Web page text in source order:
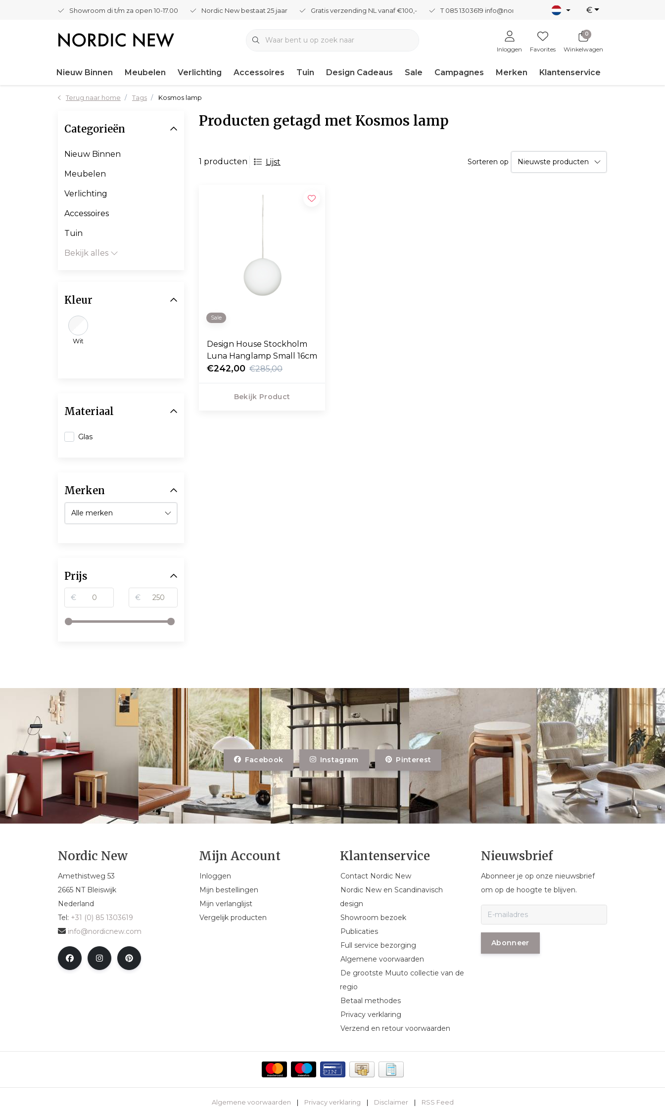
Showroom di t/m za open 10-17.00 Nordic New bestaat 25 jaar Gratis verzending NL vanaf €100,- T 085 1303619 info@nordicnew.nl €
Inloggen Favorites
0
Winkelwagen
Nieuw Binnen Meubelen Verlichting Accessoires Tuin Design Cadeaus Sale Campagnes Merken Klantenservice
Terug naar home Tags Kosmos lamp
Producten getagd met Kosmos lamp
1 producten Lijst Sorteren op
Sale
Design House Stockholm
Luna Hanglamp Small 16cm
€242,00 €285,00
Bekijk Product
Categorieën
Nieuw Binnen
Meubelen
Verlichting
Accessoires
Tuin
Bekijk alles
Kleur
Wit
Materiaal
Glas
Merken
Prijs
€ €
Facebook Instagram Pinterest
Nordic New
Amethistweg 53
2665 NT Bleiswijk
Nederland
Tel: +31 (0) 85 1303619
info@nordicnew.com
Mijn Account
Inloggen
Mijn bestellingen
Mijn verlanglijst
Vergelijk producten
Klantenservice
Contact Nordic New
Nordic New en Scandinavisch
design
Showroom bezoek
Publicaties
Full service bezorging
Algemene voorwaarden
De grootste Muuto collectie van de
regio
Betaal methodes
Privacy verklaring
Verzend en retour voorwaarden
Nieuwsbrief
Abonneer je op onze nieuwsbrief
om op de hoogte te blijven.
Abonneer
Algemene voorwaarden Privacy verklaring Disclaimer RSS Feed